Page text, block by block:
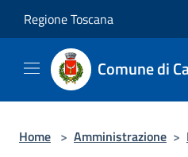
Regione Toscana
Comune di
Home > Amministrazione >